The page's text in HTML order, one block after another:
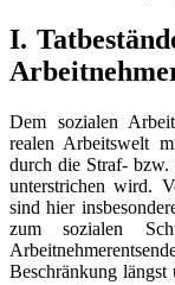
I.
Dem sozialen
realen Arbeitswelt
durch die Straf- bzw.
unterstrichen wird.
sind hier
zum sozialen
Beschränkung